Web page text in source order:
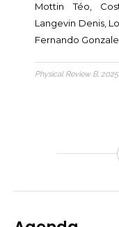
Mottin Téo,
Langevin Denis,
Fernando
Physical Review B,